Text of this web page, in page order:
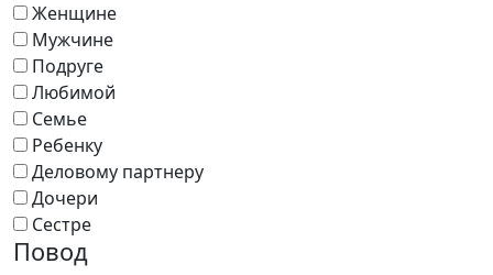
Женщине
Мужчине
Подруге
Любимой
Семье
Ребенку
Деловому партнеру
Дочери
Сестре
Повод